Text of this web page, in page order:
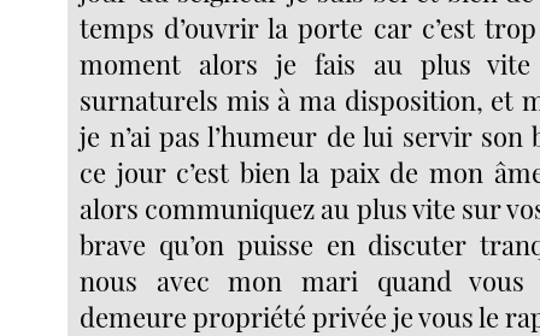
temps d’ouvrir la porte car c’est
moment alors je fais au plus
surnaturels mis à ma disposition, et
je n’ai pas l’humeur de lui servir son
ce jour c’est bien la paix de mon
alors communiquez au plus vite sur
brave qu’on puisse en discuter
nous avec mon mari quand
demeure propriété privée je vous le